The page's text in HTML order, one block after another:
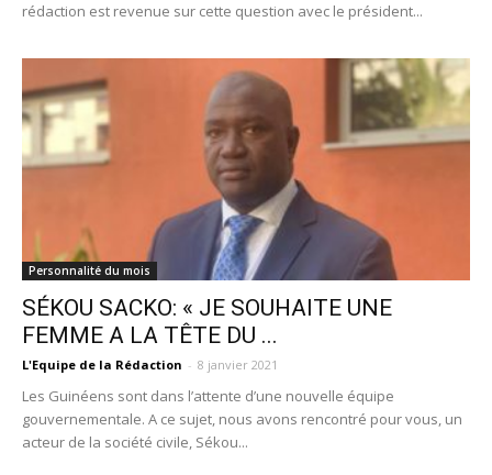
rédaction est revenue sur cette question avec le président...
Personnalité du mois
SÉKOU SACKO: « JE SOUHAITE UNE
FEMME A LA TÊTE DU ...
L'Equipe de la Rédaction - 8 janvier 2021
Les Guinéens sont dans l’attente d’une nouvelle équipe
gouvernementale. A ce sujet, nous avons rencontré pour vous, un
acteur de la société civile, Sékou...